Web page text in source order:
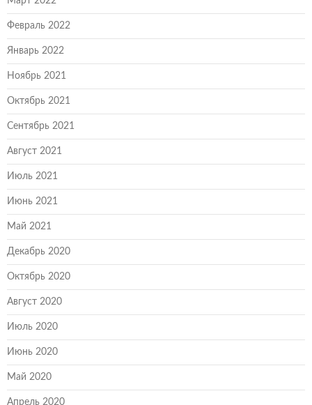
Февраль 2022
Январь 2022
Ноябрь 2021
Октябрь 2021
Сентябрь 2021
Август 2021
Июль 2021
Июнь 2021
Май 2021
Декабрь 2020
Октябрь 2020
Август 2020
Июль 2020
Июнь 2020
Май 2020
Апрель 2020